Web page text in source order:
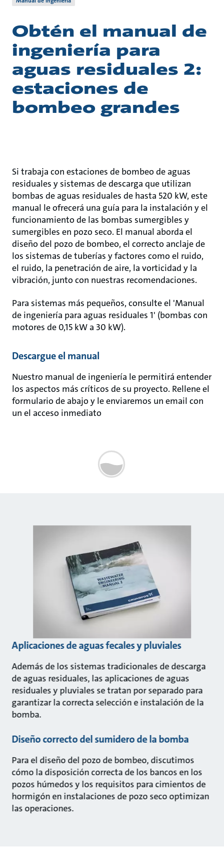
Obtén el manual de
ingeniería para
aguas residuales 2:
estaciones de
bombeo grandes
Si trabaja con estaciones de bombeo de aguas
residuales y sistemas de descarga que utilizan
bombas de aguas residuales de hasta 520 kW, este
manual le ofrecerá una guía para la instalación y el
funcionamiento de las bombas sumergibles y
sumergibles en pozo seco. El manual aborda el
diseño del pozo de bombeo, el correcto anclaje de
los sistemas de tuberías y factores como el ruido,
el ruido, la penetración de aire, la vorticidad y la
vibración, junto con nuestras recomendaciones.
Para sistemas más pequeños, consulte el 'Manual
de ingeniería para aguas residuales 1' (bombas con
motores de 0,15 kW a 30 kW).
Descargue el manual
Nuestro manual de ingeniería le permitirá entender
los aspectos más críticos de su proyecto. Rellene el
formulario de abajo y le enviaremos un email con
un el acceso inmediato
Aplicaciones de aguas fecales y pluviales
Además de los sistemas tradicionales de descarga
de aguas residuales, las aplicaciones de aguas
residuales y pluviales se tratan por separado para
garantizar la correcta selección e instalación de la
bomba.
Diseño correcto del sumidero de la bomba
Para el diseño del pozo de bombeo, discutimos
cómo la disposición correcta de los bancos en los
pozos húmedos y los requisitos para cimientos de
hormigón en instalaciones de pozo seco optimizan
las operaciones.